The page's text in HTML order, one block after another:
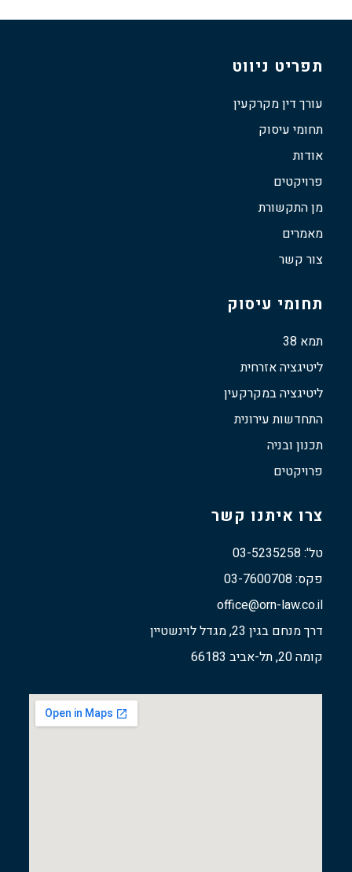
תפריט ניווט
עורך דין מקרקעין
תחומי עיסוק
אודות
פרויקטים
מן התקשורת
מאמרים
צור קשר
תחומי עיסוק
תמא 38
ליטיגציה אזרחית
ליטיגציה במקרקעין
התחדשות עירונית
תכנון ובניה
פרויקטים
צרו איתנו קשר
טל': 03-5235258
פקס: 03-7600708
office@orn-law.co.il
דרך מנחם בגין 23, מגדל לוינשטיין
קומה 20, תל-אביב 66183